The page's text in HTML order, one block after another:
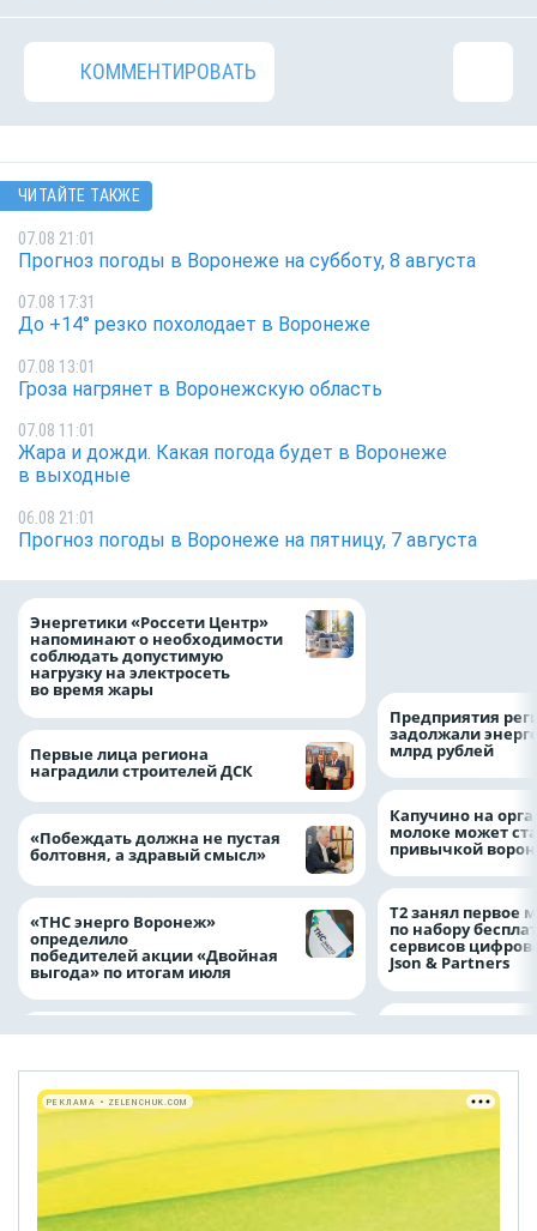
КОММЕНТИРОВАТЬ
ЧИТАЙТЕ ТАКЖЕ
07.08 21:01
Прогноз погоды в Воронеже на субботу, 8 августа
07.08 17:31
До +14° резко похолодает в Воронеже
07.08 13:01
Гроза нагрянет в Воронежскую область
07.08 11:01
Жара и дожди. Какая погода будет в Воронеже
в выходные
06.08 21:01
Прогноз погоды в Воронеже на пятницу, 7 августа
Энергетики «Россети Центр»
напоминают о необходимости
соблюдать допустимую
нагрузку на электросеть
во время жары
Первые лица региона
наградили строителей ДСК
«Побеждать должна не пустая
болтовня, а здравый смысл»
«ТНС энерго Воронеж»
определило
победителей акции «Двойная
выгода» по итогам июля
Предприятия
задолжали
млрд рублей
Капучино на
молоке может
привычкой
Т2 занял первое
по набору
сервисов
Json & Partners
РЕКЛАМА • ZELENCHUK.COM